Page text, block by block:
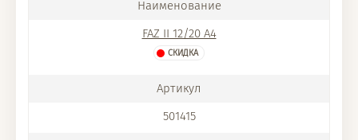
FAZ II 12/20 A4
СКИДКА
501415